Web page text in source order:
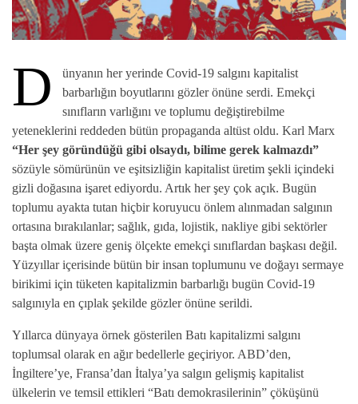
D
ünyanın her yerinde Covid-19 salgını kapitalist
barbarlığın boyutlarını gözler önüne serdi. Emekçi
sınıfların varlığını ve toplumu değiştirebilme
yeteneklerini reddeden bütün propaganda altüst oldu. Karl Marx
“Her şey göründüğü gibi olsaydı, bilime gerek kalmazdı”
sözüyle sömürünün ve eşitsizliğin kapitalist üretim şekli içindeki
gizli doğasına işaret ediyordu. Artık her şey çok açık. Bugün
toplumu ayakta tutan hiçbir koruyucu önlem alınmadan salgının
ortasına bırakılanlar; sağlık, gıda, lojistik, nakliye gibi sektörler
başta olmak üzere geniş ölçekte emekçi sınıflardan başkası değil.
Yüzyıllar içerisinde bütün bir insan toplumunu ve doğayı sermaye
birikimi için tüketen kapitalizmin barbarlığı bugün Covid-19
salgınıyla en çıplak şekilde gözler önüne serildi.
Yıllarca dünyaya örnek gösterilen Batı kapitalizmi salgını
toplumsal olarak en ağır bedellerle geçiriyor. ABD’den,
İngiltere’ye, Fransa’dan İtalya’ya salgın gelişmiş kapitalist
ülkelerin ve temsil ettikleri “Batı demokrasilerinin” çöküşünü